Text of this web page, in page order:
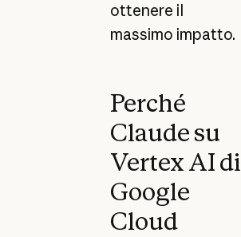
ottenere il
massimo impatto.
Perché
Claude su
Vertex AI di
Google
Cloud